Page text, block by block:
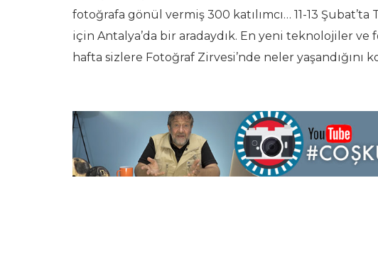
fotoğrafa gönül vermiş 300 katılımcı… 11-13
için Antalya’da bir aradaydık. En yeni teknolojiler
hafta sizlere Fotoğraf Zirvesi’nde neler yaşandığını